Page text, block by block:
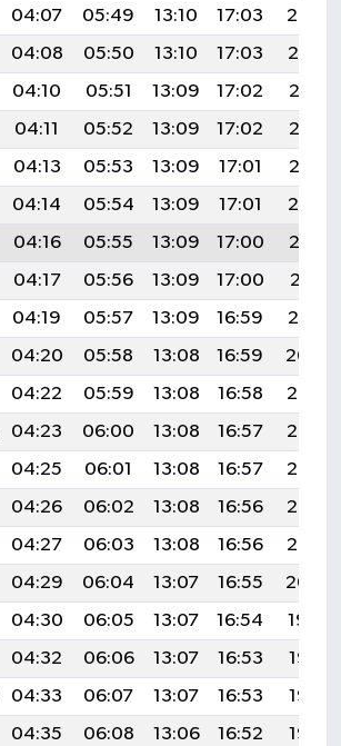
04:07 05:49 13:10 17:03
20:20
04:08 05:50 13:10 17:03
20:19
04:10 05:51 13:09 17:02
20:17
04:11 05:52 13:09 17:02
20:16
04:13 05:53 13:09 17:01
20:15
04:14 05:54 13:09 17:01
20:14
04:16 05:55 13:09 17:00
20:13
04:17 05:56 13:09 17:00
20:11
04:19 05:57 13:09 16:59
20:10
04:20 05:58 13:08 16:59
20:09
04:22 05:59 13:08 16:58
20:07
04:23 06:00 13:08 16:57
20:06
04:25 06:01 13:08 16:57
20:05
04:26 06:02 13:08 16:56
20:03
04:27 06:03 13:08 16:56
20:02
04:29 06:04 13:07 16:55
20:00
04:30 06:05 13:07 16:54
19:59
04:32 06:06 13:07 16:53
19:58
04:33 06:07 13:07 16:53
19:56
04:35 06:08 13:06 16:52
19:55